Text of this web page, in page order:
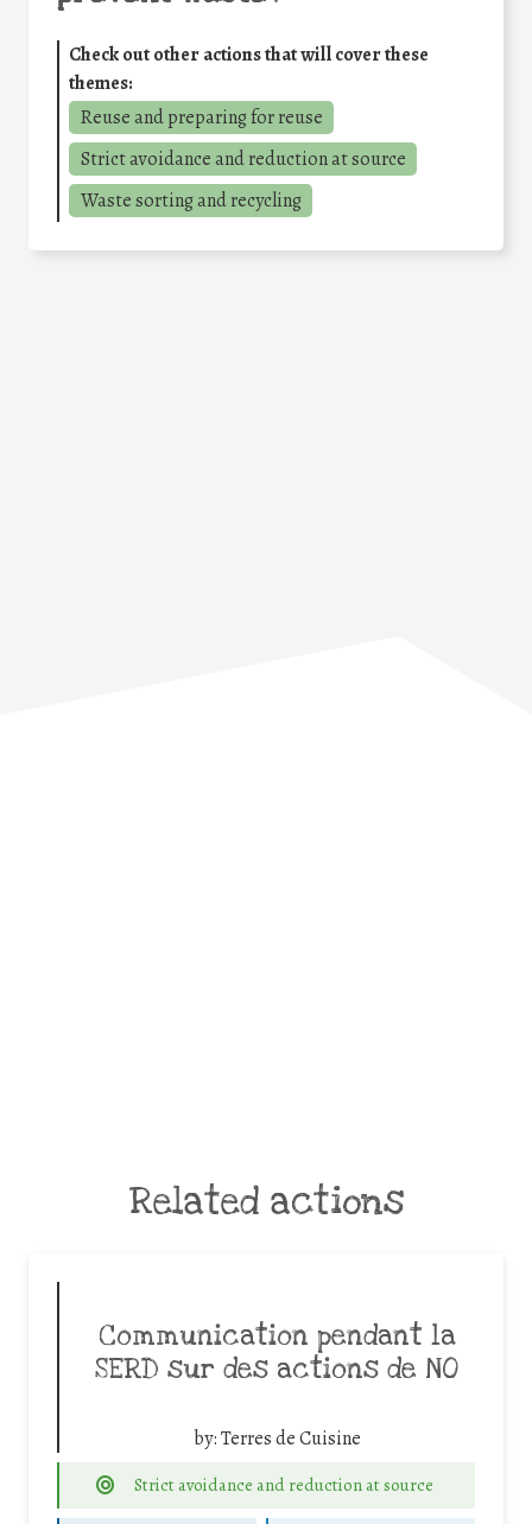
Check out other actions that will cover these
themes:
Reuse and preparing for reuse
Strict avoidance and reduction at source
Waste sorting and recycling
Related actions
Communication pendant la
SERD sur des actions de NO
by:Terres de Cuisine
Strict avoidance and reduction at source